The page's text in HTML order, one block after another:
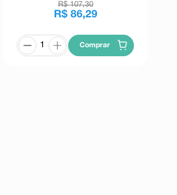
R$ 107,30
R$ 86,29
Comprar